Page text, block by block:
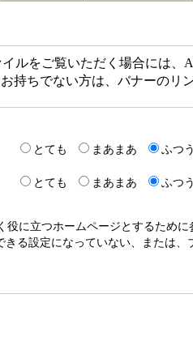
ルをご覧いただく場合には、
お持ちでない方は、バナーのリ
とても まあまあ ふつう
とても まあまあ ふつう
に立つホームページとするため
る設定になっていない、または